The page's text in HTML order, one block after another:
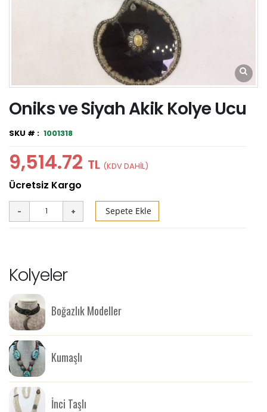
Oniks ve Siyah Akik Kolye Ucu
1001318
9,514.72 TL
Sepete Ekle
Kolyeler
Boğazlık Modeller
Kumaşlı
İnci Taşlı